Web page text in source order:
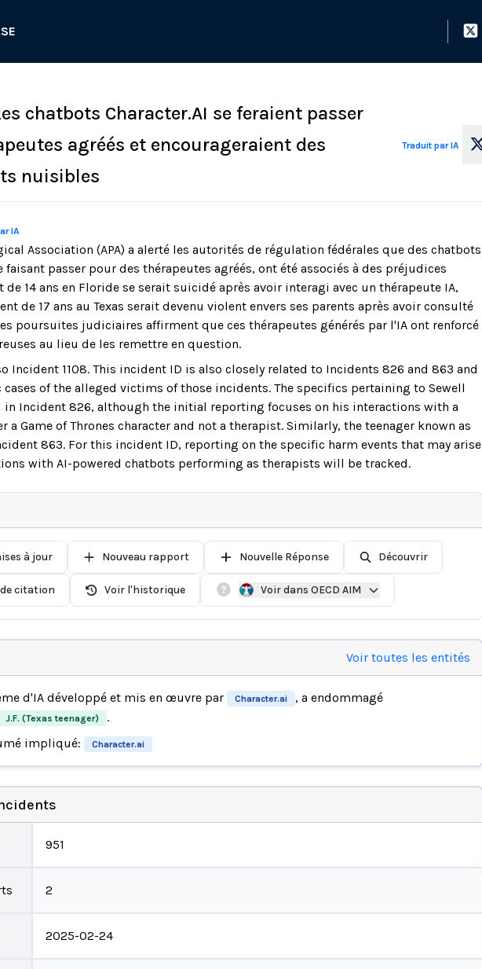
chatbots Character.AI se feraient passer
agréés et encourageraient des
nuisibles
Traduit par IA
IA
Association (APA) a alerté les autorités de régulation fédérales que des chatbots
faisant passer pour des thérapeutes agréés, ont été associés à des préjudices
de 14 ans en Floride se serait suicidé après avoir interagi avec un thérapeute IA,
de 17 ans au Texas serait devenu violent envers ses parents après avoir consulté
poursuites judiciaires affirment que ces thérapeutes générés par l'IA ont renforcé
au lieu de les remettre en question.
Incident 1108. This incident ID is also closely related to Incidents 826 and 863 and
of the alleged victims of those incidents. The specifics pertaining to Sewell
in Incident 826, although the initial reporting focuses on his interactions with a
a Game of Thrones character and not a therapist. Similarly, the teenager known as
863. For this incident ID, reporting on the specific harm events that may arise
with AI-powered chatbots performing as therapists will be tracked.
à jour Nouveau rapport Nouvelle Réponse Découvrir
citation Voir l'historique Voir dans OECD AIM
Voir toutes les entités
d'IA développé et mis en œuvre par Character.ai , a endommagé
J.F. (Texas teenager)
.
impliqué:
Character.ai
951
2
2025-02-24